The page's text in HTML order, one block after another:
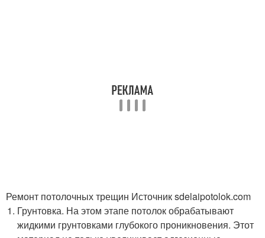
Ремонт потолочных трещин Источник sdelaipotolok.com
Грунтовка. На этом этапе потолок обрабатывают
жидкими грунтовками глубокого проникновения. Этот